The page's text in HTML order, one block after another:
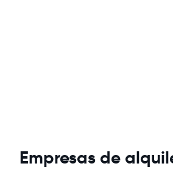
Empresas de